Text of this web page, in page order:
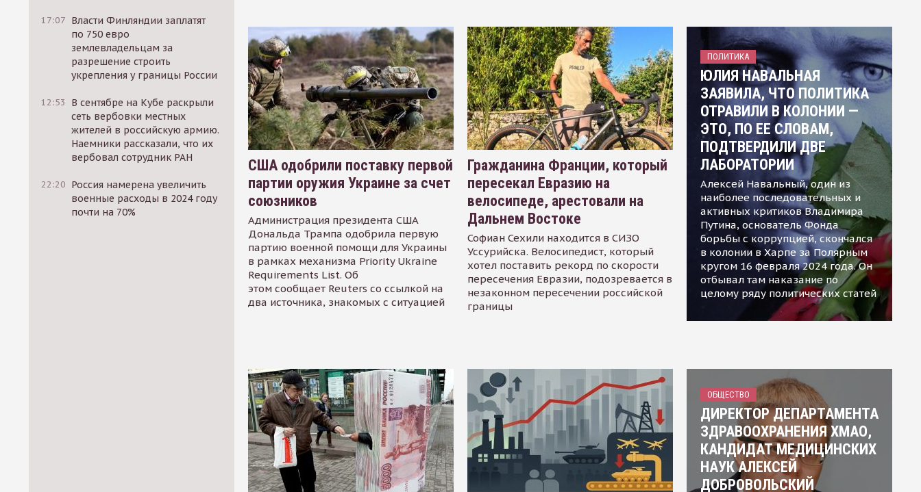
17:07 Власти Финляндии заплатят
по 750 евро
землевладельцам за
разрешение строить
укрепления у границы России
12:53
В сентябре на Кубе раскрыли
сеть вербовки местных
жителей в российскую армию.
Наемники рассказали, что их
вербовал сотрудник РАН
22:20 Россия намерена увеличить
военные расходы в 2024 году
почти на 70%
США одобрили поставку первой
партии оружия Украине за счет
союзников
Администрация президента США
Дональда Трампа одобрила первую
партию военной помощи для Украины
в рамках механизма Priority Ukraine
Requirements List. Об
этом сообщает Reuters со ссылкой на
два источника, знакомых с ситуацией
Гражданина Франции, который
пересекал Евразию на
велосипеде, арестовали на
Дальнем Востоке
Софиан Сехили находится в СИЗО
Уссурийска. Велосипедист, который
хотел поставить рекорд по скорости
пересечения Евразии, подозревается в
незаконном пересечении российской
границы
ПОЛИТИКА
ЮЛИЯ НАВАЛЬНАЯ
ЗАЯВИЛА, ЧТО ПОЛИТИКА
ОТРАВИЛИ В КОЛОНИИ —
ЭТО, ПО ЕЕ СЛОВАМ,
ПОДТВЕРДИЛИ ДВЕ
ЛАБОРАТОРИИ
Алексей Навальный, один из
наиболее последовательных и
активных критиков Владимира
Путина, основатель Фонда
борьбы с коррупцией, скончался
в колонии в Харпе за Полярным
кругом 16 февраля 2024 года. Он
отбывал там наказание по
целому ряду политических статей
ОБЩЕСТВО
ДИРЕКТОР ДЕПАРТАМЕНТА
ЗДРАВООХРАНЕНИЯ ХМАО,
КАНДИДАТ МЕДИЦИНСКИХ
НАУК АЛЕКСЕЙ
ДОБРОВОЛЬСКИЙ